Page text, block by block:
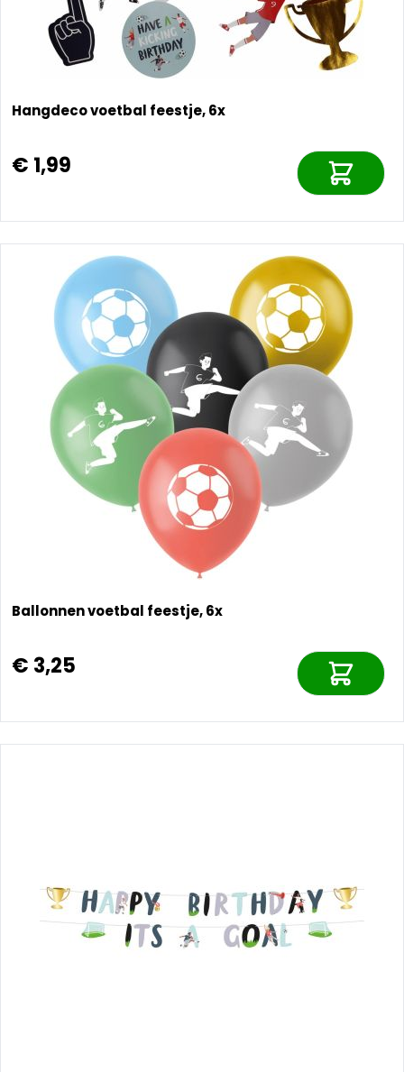
Hangdeco voetbal feestje, 6x
€ 1,99
Ballonnen voetbal feestje, 6x
€ 3,25